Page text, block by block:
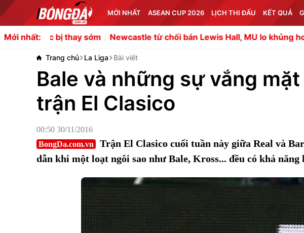
MỚI NHẤT ASEAN CUP 2026 LỊCH THI ĐẤU KẾT QUẢ
Mới nhất:
bị thay sớm Newcastle từ chối bán Lewis Hall, MU lo khủng hoảng cánh
Trang chủ La Liga Bài viết
Bale và những sự vắng
trận El Clasico
00:50 30/11/2016
BongDa.com.vn
Trận El Clasico cuối tuần này giữa Real và
dẫn khi một loạt ngôi sao như Bale, Kross... đều có khả năng